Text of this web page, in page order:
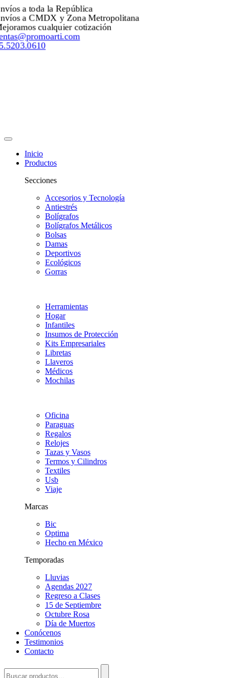
Envíos a toda la República
Envíos a CMDX y Zona Metropolitana
Mejoramos cualquier cotización
ventas@promoarti.com
55.5203.0610
Inicio
Productos
Secciones
Accesorios y Tecnología
Antiestrés
Bolígrafos
Bolígrafos Metálicos
Bolsas
Damas
Deportivos
Ecológicos
Gorras
Herramientas
Hogar
Infantiles
Insumos de Protección
Kits Empresariales
Libretas
Llaveros
Médicos
Mochilas
Oficina
Paraguas
Regalos
Relojes
Tazas y Vasos
Termos y Cilindros
Textiles
Usb
Viaje
Marcas
Bic
Optima
Hecho en México
Temporadas
Lluvias
Agendas 2027
Regreso a Clases
15 de Septiembre
Octubre Rosa
Día de Muertos
Conócenos
Testimonios
Contacto